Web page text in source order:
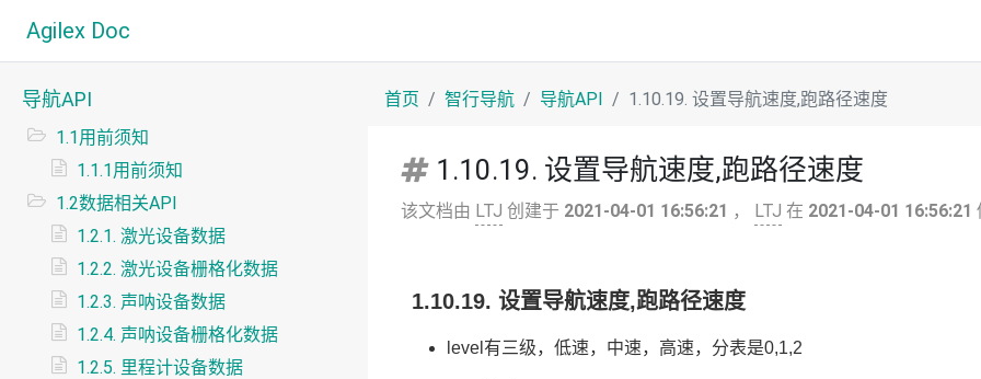
Agilex Doc
导航API
1.1用前须知
1.1.1用前须知
1.2数据相关API
1.2.1. 激光设备数据
1.2.2. 激光设备栅格化数据
1.2.3. 声呐设备数据
1.2.4. 声呐设备栅格化数据
1.2.5. 里程计设备数据
首页 智行导航 导航API 1.10.19. 设置导航速度,跑路径速度
1.10.19. 设置导航速度,跑路径速度
该文档由 LTJ 创建于 2021-04-01 16:56:21 ， LTJ 在 2021-04-01 16:56:21
1.10.19. 设置导航速度,跑路径速度
level有三级，低速，中速，高速，分表是0,1,2